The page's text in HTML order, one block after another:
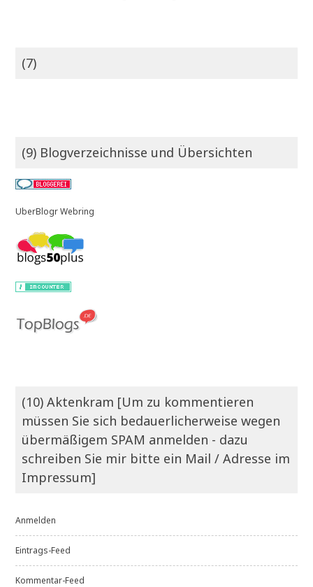
(7)
(9) Blogverzeichnisse und Übersichten
UberBlogr Webring
(10) Aktenkram [Um zu kommentieren
müssen Sie sich bedauerlicherweise wegen
übermäßigem SPAM anmelden - dazu
schreiben Sie mir bitte ein Mail / Adresse im
Impressum]
Anmelden
Eintrags-Feed
Kommentar-Feed